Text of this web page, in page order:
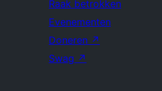
Raak betrokken
Evenementen
Doneren ↗
Swag ↗